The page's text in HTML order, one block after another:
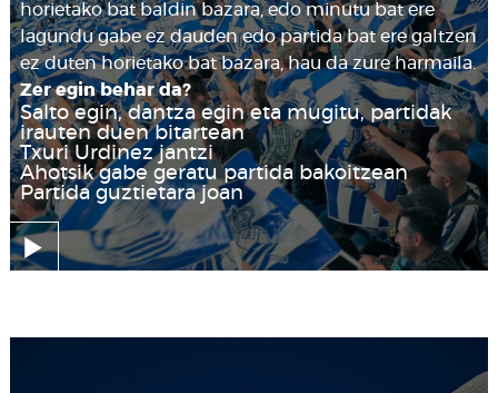
horietako bat baldin bazara, edo minutu bat ere
lagundu gabe ez dauden edo partida bat ere galtzen
ez duten horietako bat bazara, hau da zure harmaila.
Zer egin behar da?
Salto egin, dantza egin eta mugitu, partidak
irauten duen bitartean
Txuri Urdinez jantzi
Ahotsik gabe geratu partida bakoitzean
Partida guztietara joan